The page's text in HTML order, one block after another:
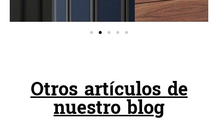
Otros artículos de
nuestro blog